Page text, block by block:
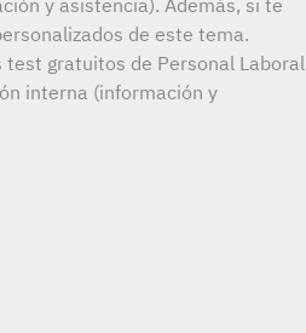
y asistencia). Además, si te
de este tema.
gratuitos de Personal Laboral
interna (información y